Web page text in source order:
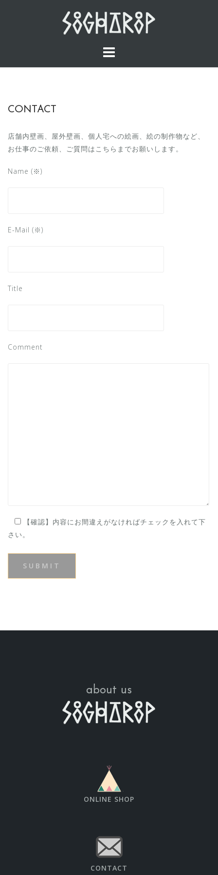
CONTACT
店舗内壁画、屋外壁画、個人宅への絵画、絵の制作物など、
お仕事のご依頼、ご質問はこちらまでお願いします。
Name (※)
E-Mail (※)
Title
Comment
【確認】内容にお間違えがなければチェックを入れて下
さい。
about us
ONLINE SHOP
CONTACT